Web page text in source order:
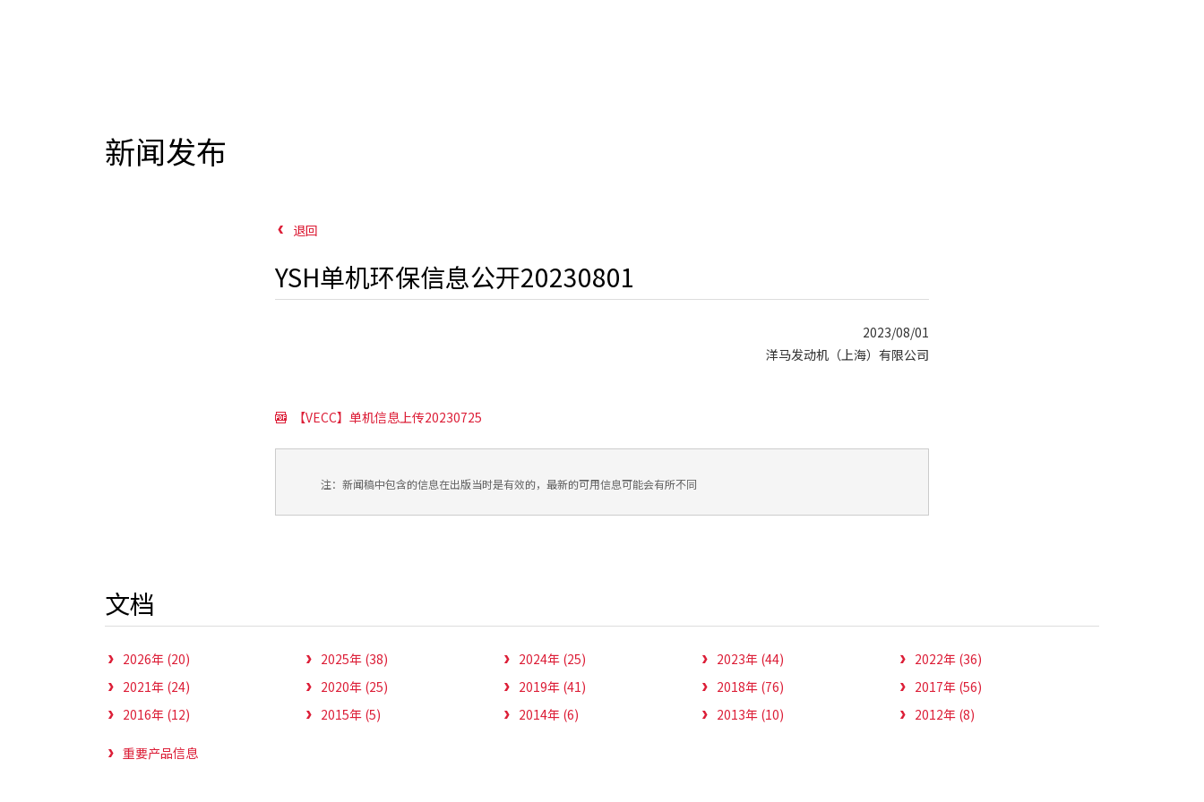
新闻发布
退回
YSH单机环保信息公开20230801
2023/08/01
洋马发动机（上海）有限公司
【VECC】单机信息上传20230725
注：新闻稿中包含的信息在出版当时是有效的，最新的可用信息可能会有所不同
文档
2026年 (20) 2025年 (38) 2024年 (25) 2023年 (44)
2022年 (36)
2021年 (24)
2020年 (25) 2019年 (41) 2018年 (76)
2017年 (56)
2016年 (12)
2015年 (5) 2014年 (6) 2013年 (10) 2012年 (8)
重要产品信息